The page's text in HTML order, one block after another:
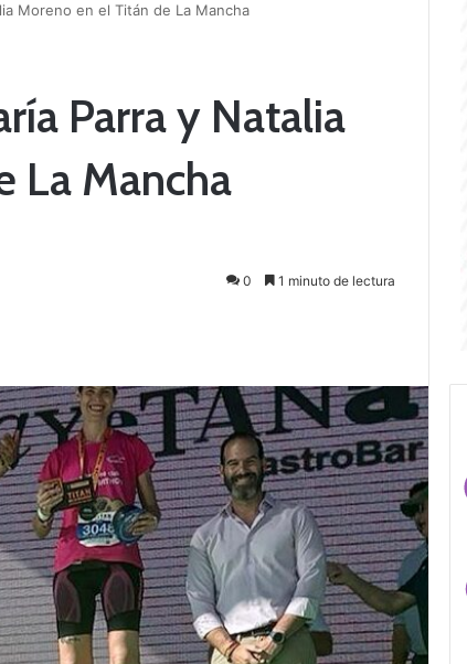
Moreno en el Titán de La Mancha
Parra y Natalia
La Mancha
0 1 minuto de lectura